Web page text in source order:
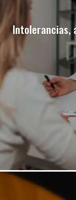
Intolerancias,